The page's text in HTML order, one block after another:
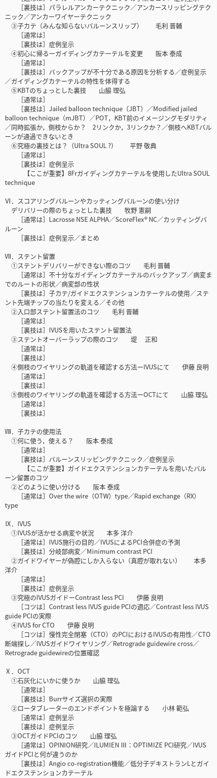
［裏技は］パラレルアンカーテクニック／アンカースリッピングテク
ニック／アンカーワイヤーテクニック
③子カテ（みんな知らないバルーンスリップ） 毛利 晋輔
［通常は］
［裏技は］症例呈示
④初心に帰るーガイディングカテーテルを変更 阪本 泰成
［通常は］
［裏技は］バックアップが不十分である原因を分析する／症例呈示
／ガイディングカテーテルの特性を体得する
⑤KBTのちょっとした裏技 山脇 理弘
［通常は］
［裏技は］Jailed balloon technique（JBT）／Modified jailed
balloon technique（mJBT）／POT，KBT前のイメージングモダリティ
／同時拡張か，側枝からか？ 2リンクか，3リンクか？／側枝へKBTバル
ーンが通過できないとき
⑥究極の裏技とは？（Ultra SOUL ?） 平野 敬典
［通常は］
［裏技は］症例呈示
【ここが重要】8Frガイディングカテーテルを使用したUltra SOUL
technique
Ⅵ．スコアリングバルーンやカッティングバルーンの使い分け
デリバリーの際のちょっとした裏技 牧野 憲嗣
［通常は］Lacrosse NSE ALPHA／ScoreFlex® NC／カッティングバ
ルーン
［裏技は］症例呈示／まとめ
Ⅶ．ステント留置
①ステントデリバリーができない際のコツ 毛利 晋輔
［通常は］不十分なガイディングカテーテルのバックアップ／病変ま
でのルートの形状／病変部の性状
［裏技は］子カテ/ガイドエクステンションカテーテルの使用／ステ
ント先端チップの当たりを変える／その他
②入口部ステント留置法のコツ 毛利 晋輔
［通常は］
［裏技は］IVUSを用いたステント留置法
③ステントオーバーラップの際のコツ 堤 正和
［通常は］
［裏技は］
④側枝のワイヤリングの軌道を確認する方法ーIVUSにて 伊藤 良明
［通常は］
［裏技は］
⑤側枝のワイヤリングの軌道を確認する方法ーOCTにて 山脇 理弘
［通常は］
［裏技は］
Ⅷ．子カテの使用法
①何に使う，使える？ 阪本 泰成
［通常は］
［裏技は］バルーンスリッピングテクニック／症例呈示
【ここが重要】ガイドエクステンションカテーテルを用いたバル
ーン留置のコツ
②どのように使い分ける 阪本 泰成
［通常は］Over the wire（OTW）type／Rapid exchange（RX）
type
Ⅸ．IVUS
①IVUSが活かせる病変や状況 本多 洋介
［通常は］IVUS施行の目的／IVUSによるPCI合併症の予測
［裏技は］分岐部病変／Minimum contrast PCI
②ガイドワイヤーが偽腔にしか入らない（真腔が取れない） 本多
洋介
［通常は］
［裏技は］症例呈示
③究極のIVUSガイドーContrast less PCI 伊藤 良明
［コツは］Contrast less IVUS guide PCIの適応／Contrast less IVUS
guide PCIの実際
④IVUS for CTO 伊藤 良明
［コツは］慢性完全閉塞（CTO）のPCIにおけるIVUSの有用性／CTO
断端探し／IVUSガイドワイヤリング／Retrograde guidewire cross／
Retrograde guidewireの位置確認
Ⅹ．OCT
①石灰化にいかに使うか 山脇 理弘
［通常は］
［裏技は］Burrサイズ選択の実際
②ロータブレーターのエンドポイントを極論する 小林 範弘
［通常は］症例呈示
［裏技は］症例呈示
③OCTガイドPCIのコツ 山脇 理弘
［通常は］OPINION研究／ILUMIEN Ⅲ：OPTIMIZE PCI研究／IVUS
ガイドPCIと何が違うのか
［裏技は］Angio co-registration機能／低分子デキストランLとガイ
ドエクステンションカテーテル